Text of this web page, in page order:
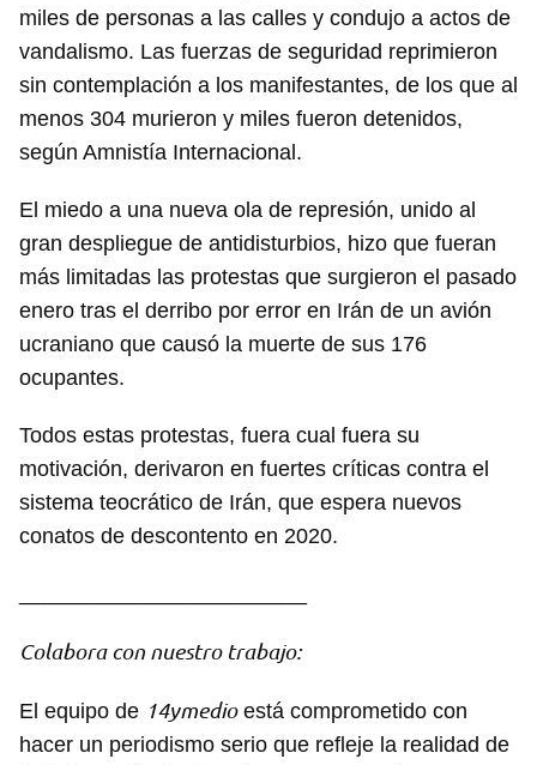
miles de personas a las calles y condujo a actos de
vandalismo. Las fuerzas de seguridad reprimieron
sin contemplación a los manifestantes, de los que al
menos 304 murieron y miles fueron detenidos,
según Amnistía Internacional.
El miedo a una nueva ola de represión, unido al
gran despliegue de antidisturbios, hizo que fueran
más limitadas las protestas que surgieron el pasado
enero tras el derribo por error en Irán de un avión
ucraniano que causó la muerte de sus 176
ocupantes.
Todos estas protestas, fuera cual fuera su
motivación, derivaron en fuertes críticas contra el
sistema teocrático de Irán, que espera nuevos
conatos de descontento en 2020.
Colabora con nuestro trabajo:
El equipo de 14ymedioestá comprometido con
hacer un periodismo serio que refleje la realidad de